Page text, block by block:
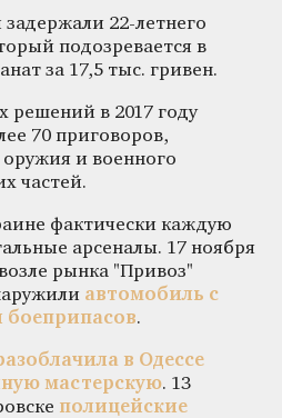
22-летнего
подозревается в
за 17,5 тыс. гривен.
решений в 2017 году
70 приговоров,
и военного
частей.
фактически каждую
арсеналы. 17 ноября
рынка "Привоз"
автомобиль с
боеприпасов.
в Одессе
мастерскую. 13
полицейские